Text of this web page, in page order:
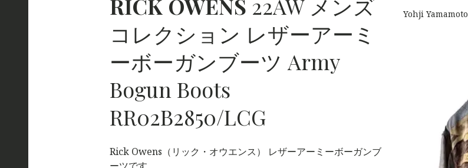
ン）〜
RICK OWENS 22AW メンズ
コレクション レザーアーミ
ーボーガンブーツ Army
Bogun Boots
RR02B2850/LCG
Rick Owens（リック・オウエンス） レザーアーミーボーガンブ
Yohji Yamamoto